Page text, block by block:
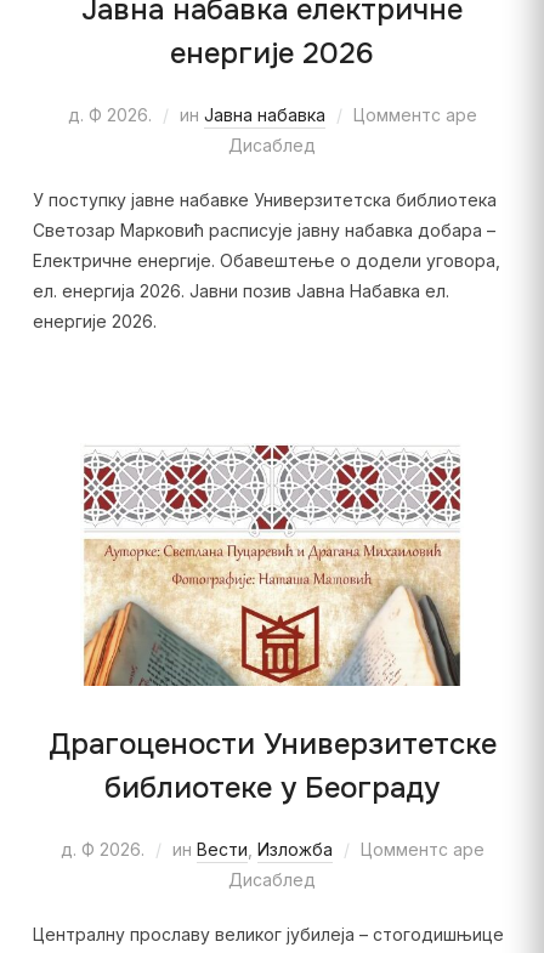
Јавна набавка електричне
енергије 2026
д. Ф 2026. ин Јавна набавка
Цомментс аре
Дисаблед
У поступку јавне набавке Универзитетска библиотека
Светозар Марковић расписује јавну набавка добара –
Електричне енергије. Обавештење о додели уговора,
ел. енергија 2026. Јавни позив Јавна Набавка ел.
енергије 2026.
Драгоцености Универзитетске
библиотеке у Београду
д. Ф 2026. ин Вести Изложба
Цомментс аре
Дисаблед
Централну прославу великог јубилеја – стогодишњице